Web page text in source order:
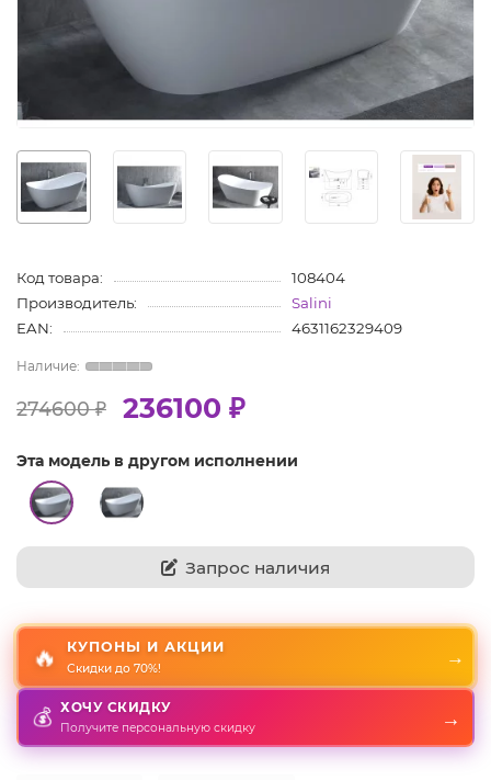
Код товара:
108404
Производитель:
Salini
EAN:
4631162329409
274600 ₽ 236100 ₽
Эта модель в другом исполнении
Запрос наличия
🔥 КУПОНЫ И АКЦИИ
Скидки до 70%!
→
💰 ХОЧУ СКИДКУ
Получите персональную скидку →